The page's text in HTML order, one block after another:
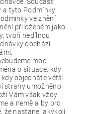
a tyto Podmínky
ve znění
přiloženém jako
tvoří nedílnou
dochází
moci
o situace, kdy
objednáte větší
strany umožněno.
Vám však vždy
a neměla by pro
že nastane jakýkoli